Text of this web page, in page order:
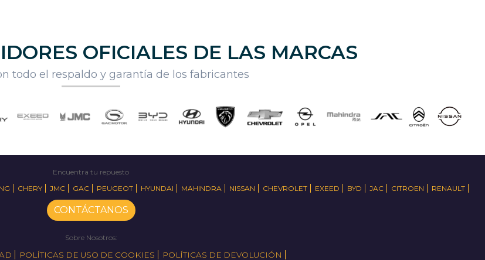
OFICIALES DE LAS MARCAS
todo el respaldo y garantía de los fabricantes
Encuentra tu repuesto
CHERY JMC GAC PEUGEOT HYUNDAI MAHINDRA NISSAN CHEVROLET EXEED BYD JAC CITROEN RENAULT
CONTÁCTANOS
Sobre Nosotros:
POLÍTICAS DE USO DE COOKIES POLÍTICAS DE DEVOLUCIÓN